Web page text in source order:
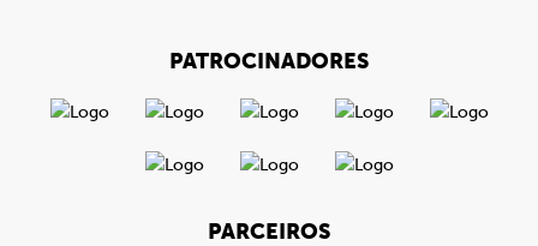
PATROCINADORES
PARCEIROS